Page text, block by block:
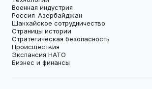
Военная индустрия
Россия-Азербайджан
Шанхайское сотрудничество
Страницы истории
Стратегическая безопасность
Происшествия
Экспансия НАТО
Бизнес и финансы